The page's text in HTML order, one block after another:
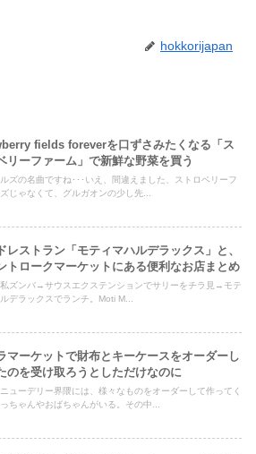
hokkorijapan
fields foreverを口ずさみたくなる「ス
リーファーム」で新鮮な野菜を買う
ズの名曲ですね･･･いえ、間違えました、ストロベリーフ
じゃなくて、グルガオンの少し先...
レストラン「モティマハルデラックス」と、
トロークマーケットにある便利なお店まとめ
ズンバ→サウスエクステンションでサリーをチラ見→モテ
デラックスでランチ。Moti M...
マーケットで財布とキーケースをオーダーし
のを受け取ろうとしただけなのに
ューデリー界隈には、様々なものをオーダーして作ってく
ちゃんやおばちゃんがいる。その中...